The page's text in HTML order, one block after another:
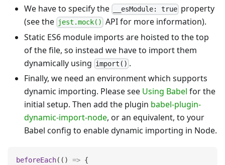
We have to specify the __esModule: true property
(see the jest.mock() API for more information).
Static ES6 module imports are hoisted to the top
of the file, so instead we have to import them
dynamically using import() .
Finally, we need an environment which supports
dynamic importing. Please see Using Babel for the
initial setup. Then add the plugin babel-plugin-
dynamic-import-node, or an equivalent, to your
Babel config to enable dynamic importing in Node.
beforeEach( ( ) => {